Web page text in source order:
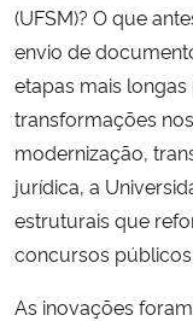
Ministério do Meio
Ministério do Turismo
Ministério do
Controladoria-Geral da
(UFSM)? O que
envio de
etapas mais
transformações
modernização,
jurídica, a
estruturais que
concursos
As inovações